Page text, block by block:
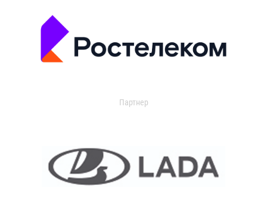
Партнер